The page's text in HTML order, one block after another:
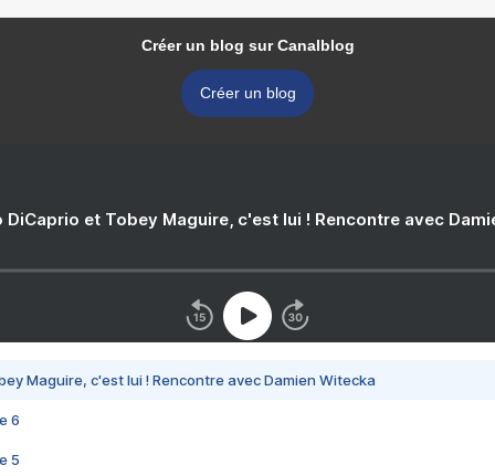
Créer un blog sur Canalblog
Créer un blog
DiCaprio et Tobey Maguire, c'est lui ! Rencontre avec
Maguire, c'est lui ! Rencontre avec Damien Witecka
6
5